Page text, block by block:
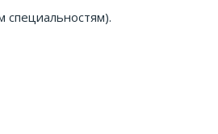
специальностям).